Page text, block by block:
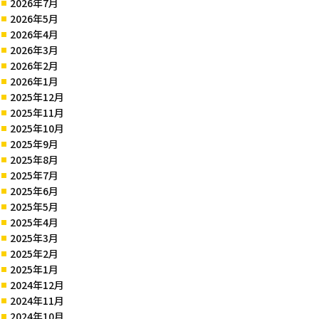
2026年5月
2026年4月
2026年3月
2026年2月
2026年1月
2025年12月
2025年11月
2025年10月
2025年9月
2025年8月
2025年7月
2025年6月
2025年5月
2025年4月
2025年3月
2025年2月
2025年1月
2024年12月
2024年11月
2024年10月